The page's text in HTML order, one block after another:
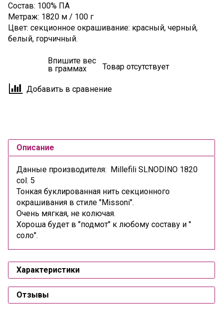
Состав: 100% ПА
Метраж: 1820 м / 100 г
Цвет: секционное окрашивание: красный, черный,
белый, горчичный.
Впишите вес
в граммах
Товар отсутствует
Добавить в сравнение
Описание
Данные производителя: Millefili SLNODINO 1820
col . 5
Тонкая буклированная нить секционного
окрашивания в стиле "Missoni".
Очень мягкая, не колючая.
Хороша будет в "подмот" к любому составу и "
соло".
Характеристики
Отзывы